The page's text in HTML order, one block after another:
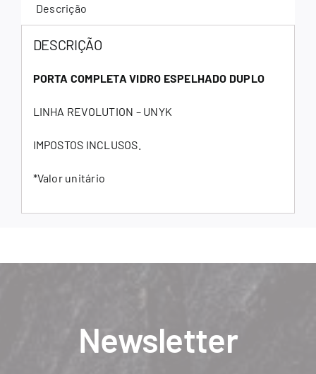
Descrição
DESCRIÇÃO
PORTA COMPLETA VIDRO ESPELHADO DUPLO
LINHA REVOLUTION – UNYK
IMPOSTOS INCLUSOS.
*Valor unitário
Newsletter